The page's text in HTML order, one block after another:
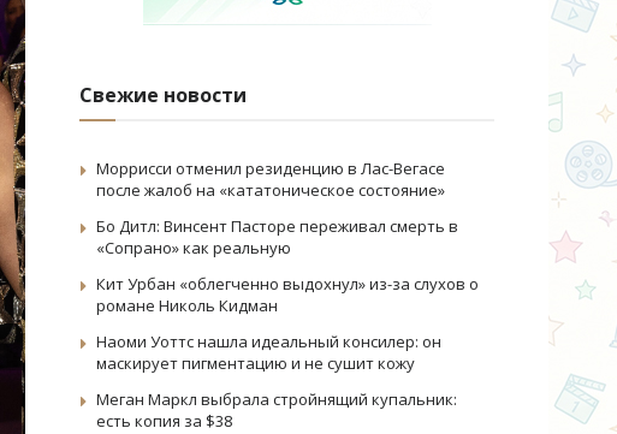
Свежие новости
Моррисси отменил резиденцию в Лас-Вегасе
после жалоб на «кататоническое состояние»
Бо Дитл: Винсент Пасторе переживал смерть в
«Сопрано» как реальную
Кит Урбан «облегченно выдохнул» из-за слухов о
романе Николь Кидман
Наоми Уоттс нашла идеальный консилер: он
маскирует пигментацию и не сушит кожу
Меган Маркл выбрала стройнящий купальник:
есть копия за $38